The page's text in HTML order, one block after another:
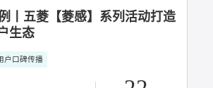
2025年02月